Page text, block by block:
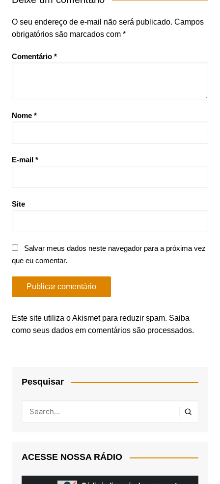
O seu endereço de e-mail não será publicado. Campos
obrigatórios são marcados com *
Comentário *
Nome *
E-mail *
Site
Salvar meus dados neste navegador para a próxima vez
que eu comentar.
Este site utiliza o Akismet para reduzir spam. Saiba
como seus dados em comentários são processados.
Pesquisar
ACESSE NOSSA RÁDIO